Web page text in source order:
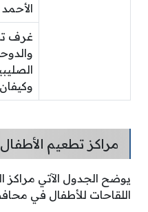
الأحمد 1
غرف
وكيفان
مراكز تطعيم
يوضح الجدول الآتي
اللقاحات للأطفال في